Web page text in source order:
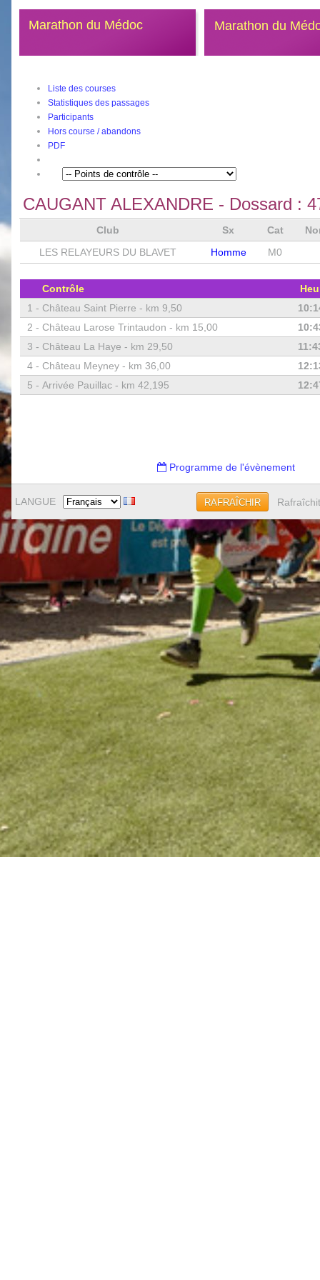
Marathon du Médoc Marathon du
Liste des courses
Statistiques des passages
Participants
Hors course / abandons
PDF
CAUGANT ALEXANDRE - Dossard :
Club Sx Cat
LES RELAYEURS DU BLAVET
Homme M0
Contrôle
1 - Château Saint Pierre - km 9,50
2 - Château Larose Trintaudon - km 15,00
3 - Château La Haye - km 29,50
4 - Château Meyney - km 36,00
5 - Arrivée Pauillac - km 42,195
Programme de l'évènement
LANGUE RAFRAÎCHIR